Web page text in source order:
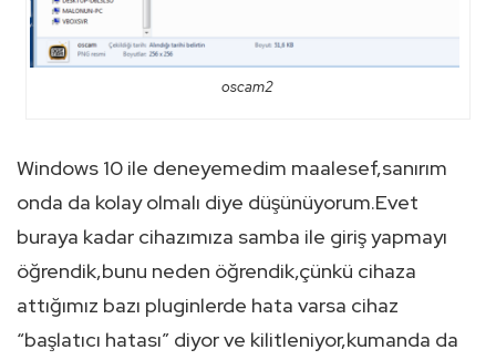
oscam2
Windows 10 ile deneyemedim maalesef,sanırım
onda da kolay olmalı diye düşünüyorum.Evet
buraya kadar cihazımıza samba ile giriş yapmayı
öğrendik,bunu neden öğrendik,çünkü cihaza
attığımız bazı pluginlerde hata varsa cihaz
“başlatıcı hatası” diyor ve kilitleniyor,kumanda da